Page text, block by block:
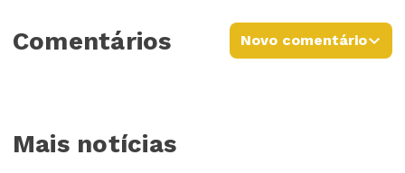
Comentários Novo comentário
Mais notícias